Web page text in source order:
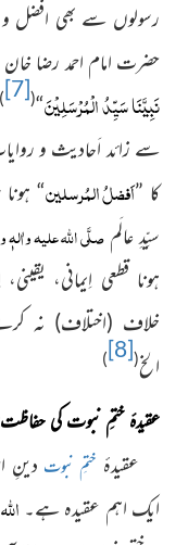
رسولوں سے بھی افضل و
حضرت امام احمد رضا خان
نَبِیَّنَا سَیِّدُ الْمُرْسَلِیْنَ“
(
[7]
)
سے زائد اَحادیث و
کا ”اَفضلُ المُرسلین“
سیِّدِ عالَمصلَّی اللہ علیہ
ہونا قطعی اِیمانی،
خلاف (اختلاف) نہ
الخ(
[8]
)
عقیدۂ ختمِ نبوت کی
عقیدۂ ختمِ نبوت دینِ
ایک اہم عقیدہ ہے۔ اﷲ